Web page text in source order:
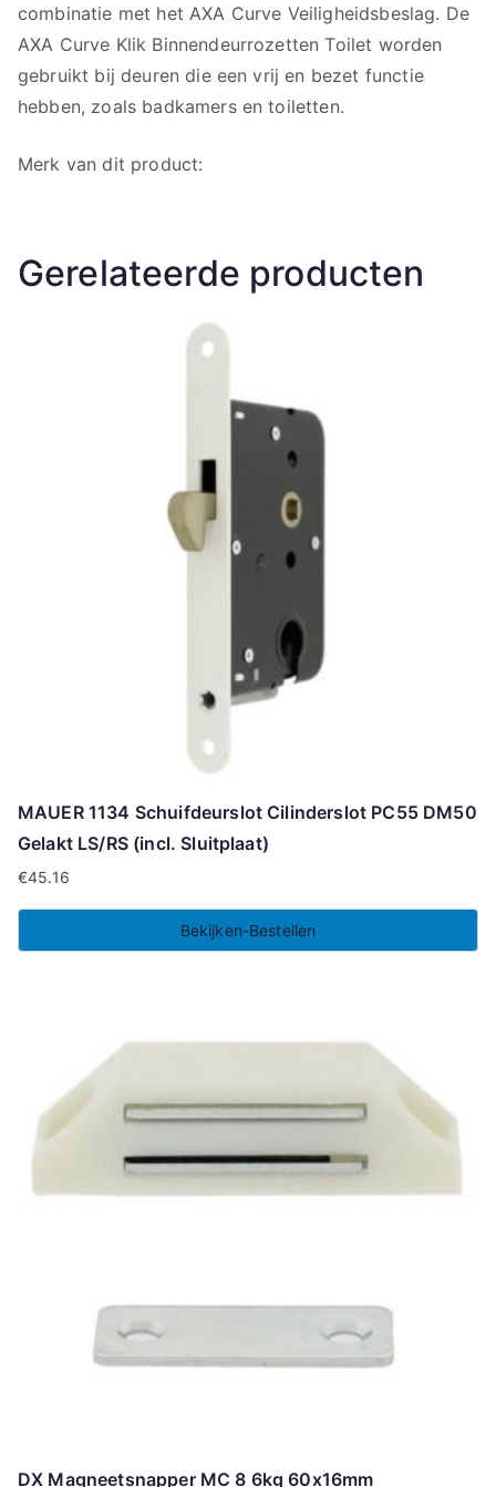
combinatie met het AXA Curve Veiligheidsbeslag. De
AXA Curve Klik Binnendeurrozetten Toilet worden
gebruikt bij deuren die een vrij en bezet functie
hebben, zoals badkamers en toiletten.
Merk van dit product:
Gerelateerde producten
MAUER 1134 Schuifdeurslot Cilinderslot PC55 DM50
Gelakt LS/RS (incl. Sluitplaat)
€45.16
Bekijken-Bestellen
DX Magneetsnapper MC 8 6kg 60x16mm